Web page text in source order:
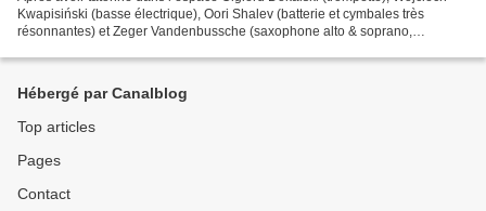
Kwapisiński (basse électrique), Oori Shalev (batterie et cymbales très
résonnantes) et Zeger Vandenbussche (saxophone alto & soprano,
Hébergé par Canalblog
Top articles
Pages
Contact